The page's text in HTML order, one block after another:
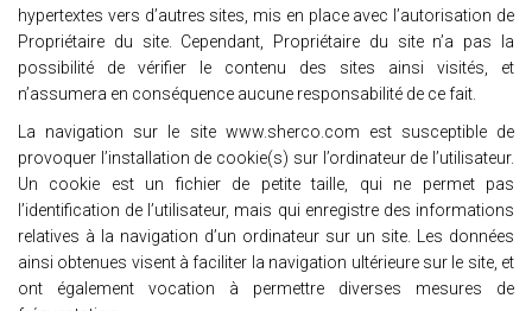
hypertextes vers d’autres sites, mis en place avec l’autorisation de
Propriétaire du site. Cependant, Propriétaire du site n’a pas la
possibilité de vérifier le contenu des sites ainsi visités, et
n’assumera en conséquence aucune responsabilité de ce fait.
La navigation sur le site www.sherco.com est susceptible de
provoquer l’installation de cookie(s) sur l’ordinateur de l’utilisateur.
Un cookie est un fichier de petite taille, qui ne permet pas
l’identification de l’utilisateur, mais qui enregistre des informations
relatives à la navigation d’un ordinateur sur un site. Les données
ainsi obtenues visent à faciliter la navigation ultérieure sur le site, et
ont également vocation à permettre diverses mesures de